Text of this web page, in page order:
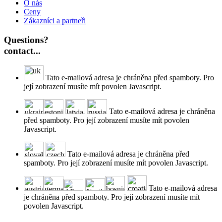
O nás
Ceny
Zákazníci a partneři
Questions?
contact...
Tato e-mailová adresa je chráněna před spamboty. Pro
její zobrazení musíte mít povolen Javascript.
Tato e-mailová adresa je chráněna
před spamboty. Pro její zobrazení musíte mít povolen
Javascript.
Tato e-mailová adresa je chráněna před
spamboty. Pro její zobrazení musíte mít povolen Javascript.
Tato e-mailová adresa
je chráněna před spamboty. Pro její zobrazení musíte mít
povolen Javascript.